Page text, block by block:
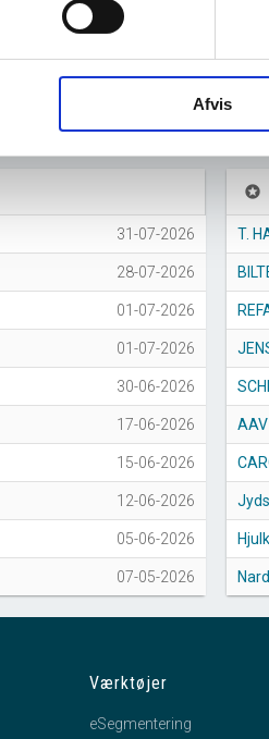
Afvis
2017 2018 2019 2020 2021
31-07-2026
28-07-2026
01-07-2026
01-07-2026
30-06-2026
17-06-2026
15-06-2026
12-06-2026
05-06-2026
07-05-2026
stars
T.
Værktøjer
eSegmentering